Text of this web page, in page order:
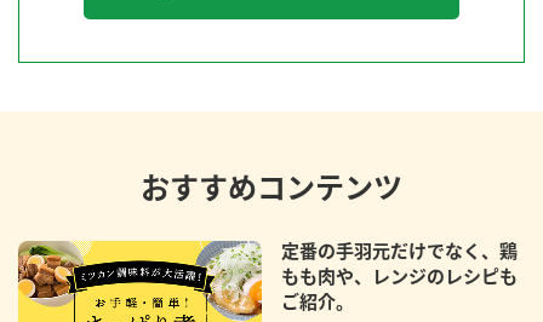
おすすめコンテンツ
定番の手羽元だけでなく、鶏
もも肉や、レンジのレシピも
ご紹介。